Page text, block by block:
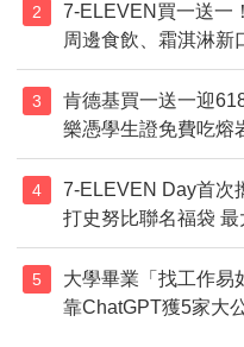
2
7-ELEVEN買一送一
周邊食飲、霜淇淋新
3
肯德基買一送一迎
樂憑學生證免費吃熔
4
7-ELEVEN Day首次
打史努比聯名福袋
5
大學畢業「找工作易
靠ChatGPT獲5家大